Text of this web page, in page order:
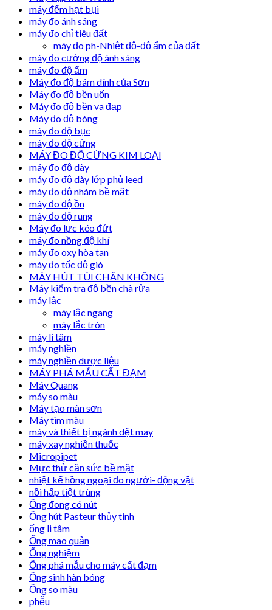
máy đếm hạt bụi
máy đo ánh sáng
máy đo chỉ tiêu đất
máy đo ph-Nhiệt độ-độ ẩm của đất
máy đo cường độ ánh sáng
máy đo độ ẩm
Máy đo độ bám dính của Sơn
Máy đo độ bền uốn
Máy đo độ bền va đạp
Máy đo độ bóng
máy đo độ bục
máy đo độ cứng
MÁY ĐO ĐỘ CỨNG KIM LOẠI
máy đo độ dày
máy đo độ dày lớp phủ leed
máy đo độ nhám bề mặt
máy đo độ ồn
máy đo độ rung
Máy đo lực kéo đứt
máy đo nồng độ khí
máy đo oxy hòa tan
máy đo tốc độ gió
MÁY HÚT TÚI CHÂN KHÔNG
Máy kiểm tra độ bền chà rửa
máy lắc
máy lắc ngang
máy lắc tròn
máy li tâm
máy nghiền
máy nghiền dược liệu
MÁY PHÁ MẪU CẤT ĐẠM
Máy Quang
máy so màu
Máy tạo màn sơn
Máy tìm màu
máy và thiết bị ngành dệt may
máy xay nghiền thuốc
Micropipet
Mực thử căn sức bề mặt
nhiệt kế hồng ngoại đo người- động vật
nồi hấp tiệt trùng
Ống đong có nút
Ống hút Pasteur thủy tinh
ống li tâm
Ống mao quản
Ống nghiệm
Ống phá mẫu cho máy cất đạm
Ống sinh hàn bóng
Ống so màu
phễu